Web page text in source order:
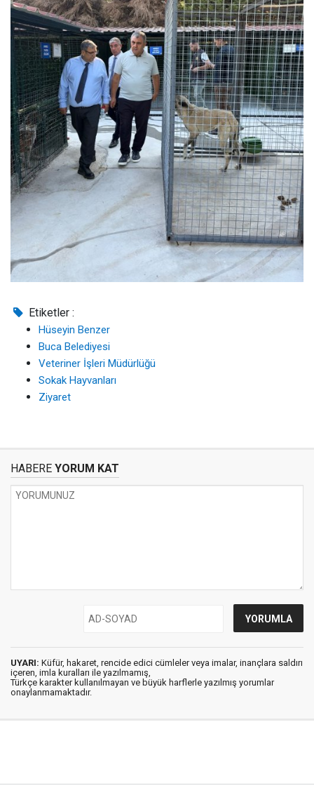
Etiketler :
Hüseyin Benzer
Buca Belediyesi
Veteriner İşleri Müdürlüğü
Sokak Hayvanları
Ziyaret
HABERE YORUM KAT
UYARI: Küfür, hakaret, rencide edici cümleler veya imalar, inançlara saldırı
içeren, imla kuralları ile yazılmamış,
Türkçe karakter kullanılmayan ve büyük harflerle yazılmış yorumlar
onaylanmamaktadır.